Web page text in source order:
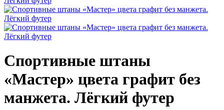
Спортивные штаны
«Мастер» цвета графит без
манжета. Лёгкий футер